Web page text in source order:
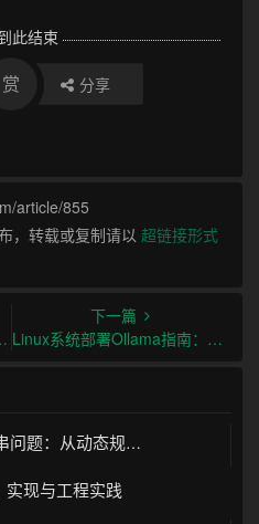
此结束
赏 分享
article/855
，转载或复制请以 超链接形式
下一篇
Linux系统部署Ollama指南：从安装到生产环境实践
态规划到Manacher算法
现与工程实践